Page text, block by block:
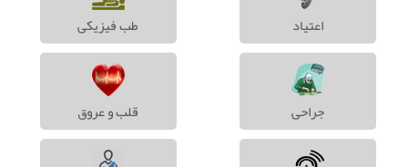
اعتیاد طب فیزیکی
جراحی قلب و عروق